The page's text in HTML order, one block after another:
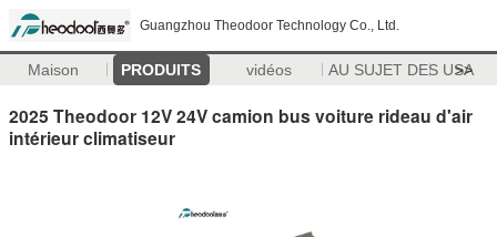
Guangzhou Theodoor Technology Co., Ltd.
Maison PRODUITS vidéos AU SUJET DES USA
>>
2025 Theodoor 12V 24V camion bus voiture rideau d'air
intérieur climatiseur